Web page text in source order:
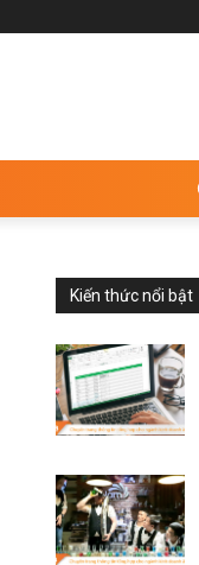
Kiến thức nổi bật